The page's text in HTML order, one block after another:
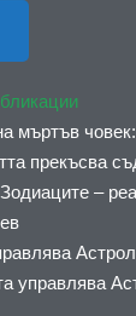
мъртъв
прекъсва
–
управлява